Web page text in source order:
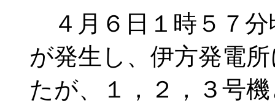
４月６日１時５７分
が発生し、伊方発電
たが、１，２，３号